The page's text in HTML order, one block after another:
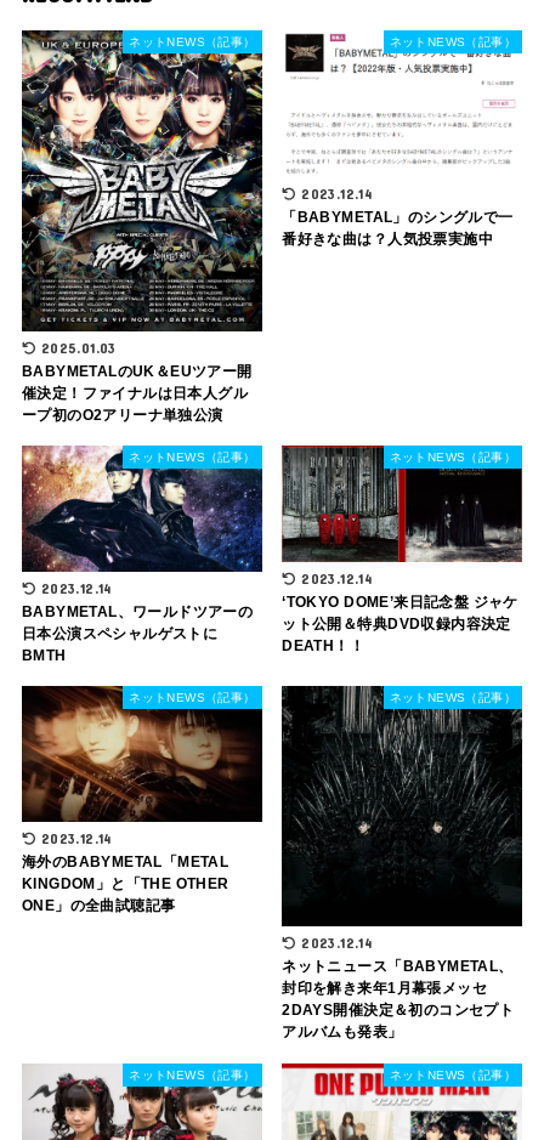
ネットNEWS（記事）
2025.01.03
BABYMETALのUK＆EUツアー開
催決定！ファイナルは日本人グル
ープ初のO2アリーナ単独公演
ネットNEWS（記事）
2023.12.14
「BABYMETAL」のシングルで一
番好きな曲は？人気投票実施中
ネットNEWS（記事）
2023.12.14
BABYMETAL、ワールドツアーの
日本公演スペシャルゲストに
BMTH
ネットNEWS（記事）
2023.12.14
‘TOKYO DOME’来日記念盤 ジャケ
ット公開＆特典DVD収録内容決定
DEATH！！
ネットNEWS（記事）
2023.12.14
海外のBABYMETAL「METAL
KINGDOM」と「THE OTHER
ONE」の全曲試聴記事
ネットNEWS（記事）
2023.12.14
ネットニュース「BABYMETAL、
封印を解き来年1月幕張メッセ
2DAYS開催決定＆初のコンセプト
アルバムも発表」
ネットNEWS（記事） ネットNEWS（記事）